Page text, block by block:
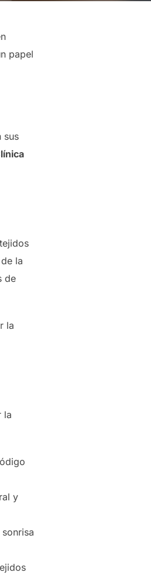
papel
sus
la
de
la
la
y